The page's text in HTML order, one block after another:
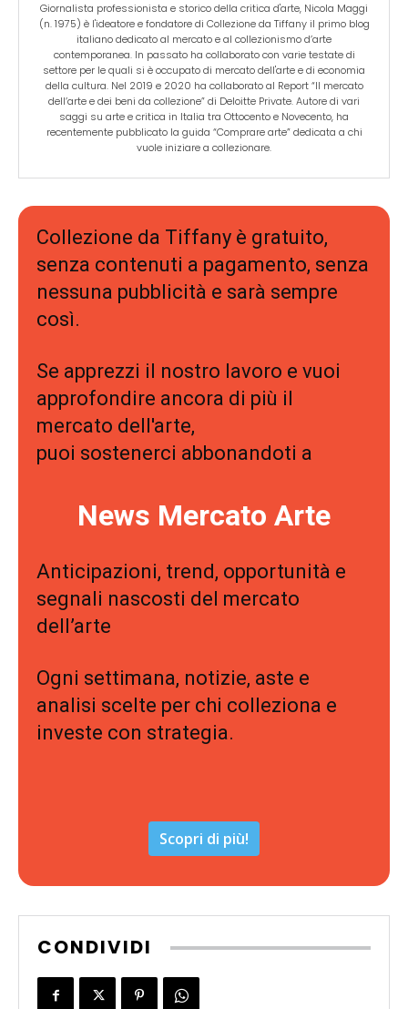
Giornalista professionista e storico della critica d'arte, Nicola Maggi
(n. 1975) è l'ideatore e fondatore di Collezione da Tiffany il primo blog
italiano dedicato al mercato e al collezionismo d’arte
contemporanea. In passato ha collaborato con varie testate di
settore per le quali si è occupato di mercato dell'arte e di economia
della cultura. Nel 2019 e 2020 ha collaborato al Report “Il mercato
dell’arte e dei beni da collezione” di Deloitte Private. Autore di vari
saggi su arte e critica in Italia tra Ottocento e Novecento, ha
recentemente pubblicato la guida “Comprare arte” dedicata a chi
vuole iniziare a collezionare.
Collezione da Tiffany è gratuito,
senza contenuti a pagamento, senza
nessuna pubblicità e sarà sempre
così.
Se apprezzi il nostro lavoro e vuoi
approfondire ancora di più il
mercato dell'arte,
puoi sostenerci abbonandoti a
News Mercato Arte
Anticipazioni, trend, opportunità e
segnali nascosti del mercato
dell’arte
Ogni settimana, notizie, aste e
analisi scelte per chi colleziona e
investe con strategia.
Scopri di più!
CONDIVIDI